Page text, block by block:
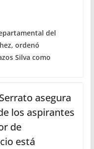
del
ordenó
Silva como
asegura
los aspirantes
de
está